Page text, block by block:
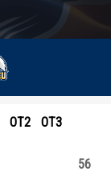
OT2 OT3
56